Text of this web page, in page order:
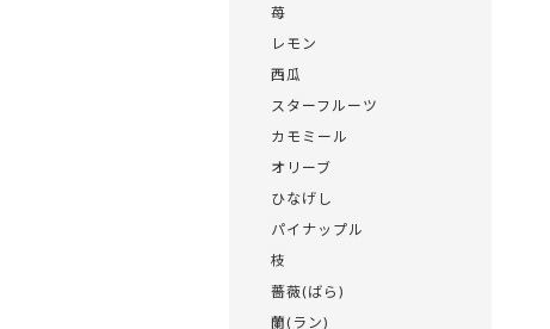
苺
レモン
西瓜
スターフルーツ
カモミール
オリーブ
ひなげし
パイナップル
枝
薔薇(ばら)
蘭(ラン)